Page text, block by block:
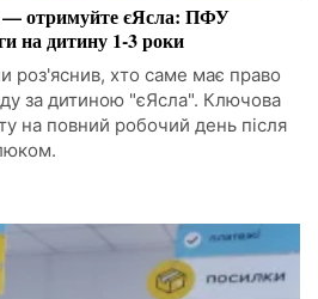
— отримуйте єЯсла: ПФУ
на дитину 1-3 роки
роз'яснив, хто саме має право
за дитиною "єЯсла". Ключова
на повний робочий день після